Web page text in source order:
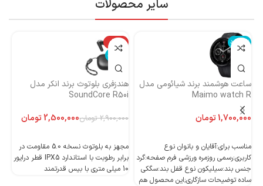
سایر محصولات
ناموجود
ساعت هوشمند برند شیائومی مدل
Maimo watch R
تومان
مناسب برای:آقایان و بانوان نوع
کاربری:رسمی روزمره ورزشی فرم صفحه:گرد
جنس بند:سیلیکون نوع قفل بند:سگکی
ساده توضیحات سازگاری;این محصول هم
-14%
ناموجود
هندزفری بلوتوث برند انکر مدل
SoundCore R50i
2,900,000 تومان2,500,000تومان
مجهز به بلوتوث نسخه 5.0 مقاومت در
برابر رطوبت با استاندارد IPX5 قطر درایور
10 میلی متری با بیس قدرتمند